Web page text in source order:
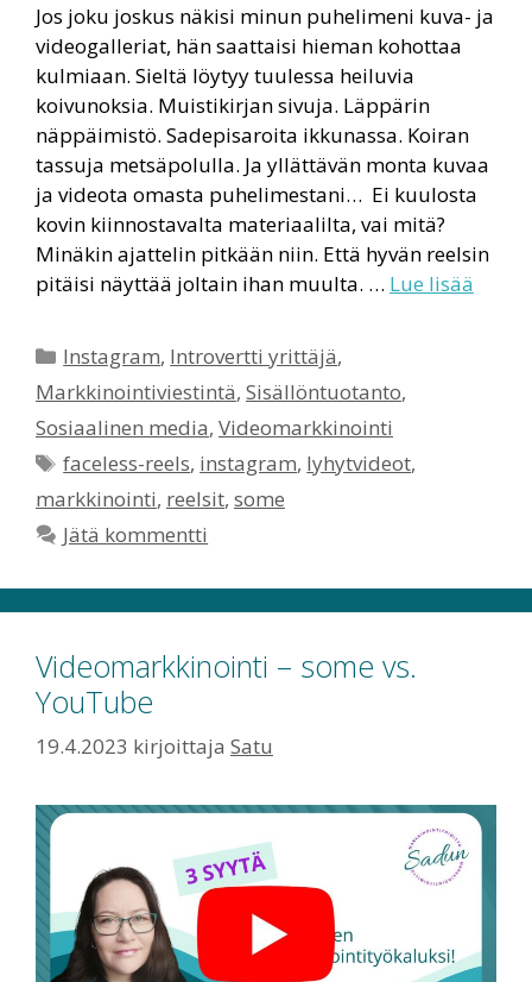
Jos joku joskus näkisi minun puhelimeni kuva- ja
videogalleriat, hän saattaisi hieman kohottaa
kulmiaan. Sieltä löytyy tuulessa heiluvia
koivunoksia. Muistikirjan sivuja. Läppärin
näppäimistö. Sadepisaroita ikkunassa. Koiran
tassuja metsäpolulla. Ja yllättävän monta kuvaa
ja videota omasta puhelimestani… Ei kuulosta
kovin kiinnostavalta materiaalilta, vai mitä?
Minäkin ajattelin pitkään niin. Että hyvän reelsin
pitäisi näyttää joltain ihan muulta. … Lue lisää
Kategoriat
Instagram, Introvertti yrittäjä,
Markkinointiviestintä, Sisällöntuotanto,
Sosiaalinen media, Videomarkkinointi
Avainsanat
faceless-reels, instagram, lyhytvideot,
markkinointi, reelsit, some
Jätä kommentti
Videomarkkinointi – some vs.
YouTube
19.4.2023 kirjoittaja Satu